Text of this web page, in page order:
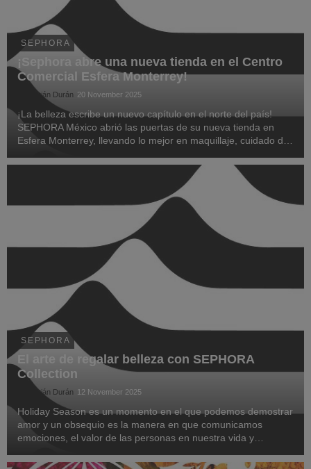
SEPHORA
¡Sephora abre una nueva tienda en el Centro
Comercial Esfera Monterrey!
Sebastián Durán 20 November 2025
¡La belleza escribe un nuevo capítulo en el norte del país!
SEPHORA México abrió las puertas de su nueva tienda en
Esfera Monterrey, llevando lo mejor en maquillaje, cuidado de
SEPHORA
El arte de regalar belleza con SEPHORA
Collection
Sebastián Durán 12 November 2025
Holiday Season es un momento en el que podemos demostrar
amor y un obsequio es la manera en que comunicamos
emociones, el valor de las personas en nuestra vida y
y qué mejor manera de hacerlo que con los produc...